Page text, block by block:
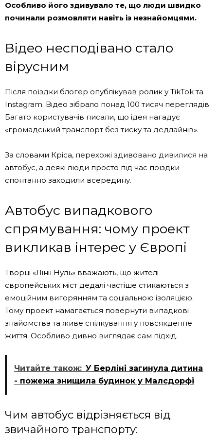
Особливо його здивувало те, що люди швидко
починали розмовляти навіть із незнайомцями.
Відео несподівано стало
вірусним
Після поїздки блогер опублікував ролик у TikTok та
Instagram. Відео зібрало понад 100 тисяч переглядів.
Багато користувачів писали, що ідея нагадує
«громадський транспорт без тиску та дедлайнів».
За словами Кріса, перехожі здивовано дивилися на
автобус, а деякі люди просто під час поїздки
спонтанно заходили всередину.
Автобус випадкового
спрямування: чому проект
викликав інтерес у Європі
Творці «Лінії Нуль» вважають, що жителі
європейських міст дедалі частіше стикаються з
емоційним вигорянням та соціальною ізоляцією.
Тому проект намагається повернути випадкові
знайомства та живе спілкування у повсякденне
життя. Особливо дивно виглядає сам підхід.
Читайте також: У Берліні загинула дитина
- пожежа знищила будинок у Малсдорфі
Чим автобус відрізняється від
звичайного транспорту: